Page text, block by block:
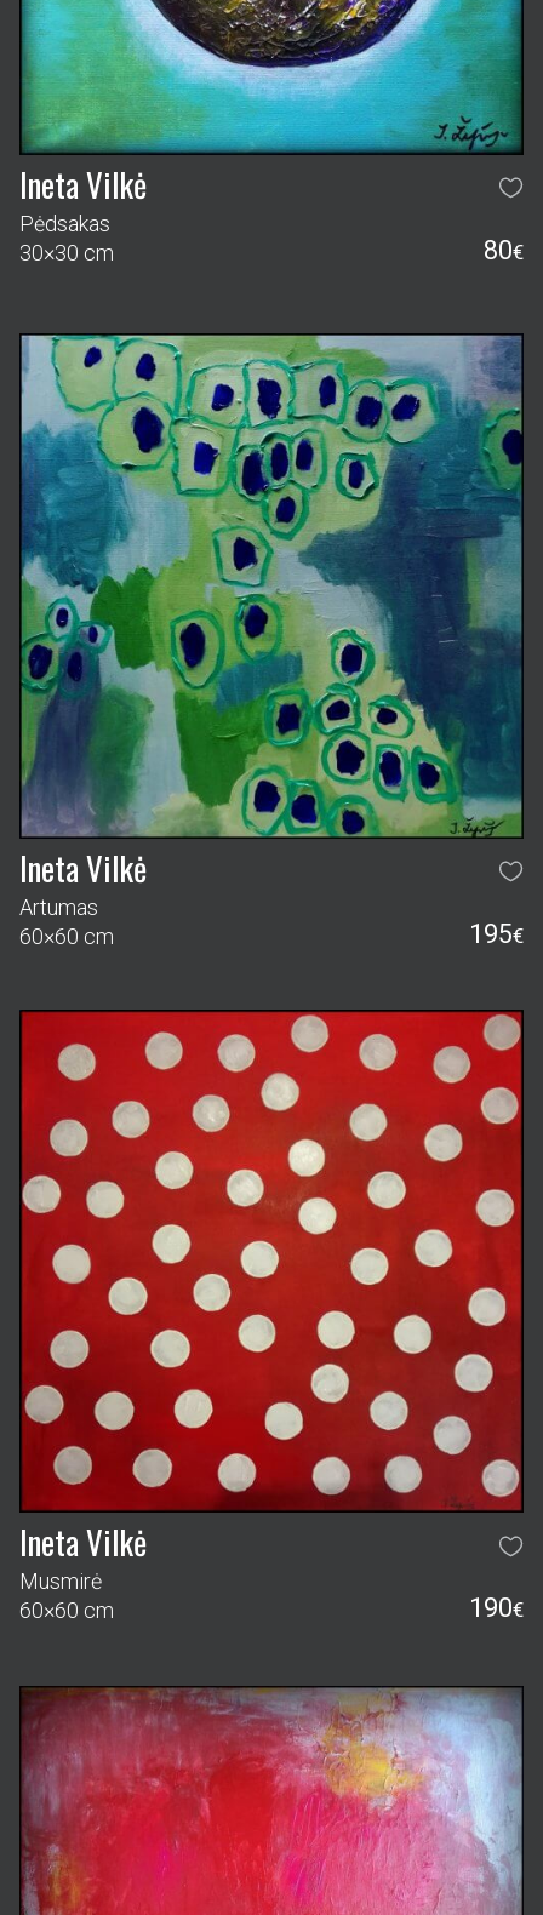
Ineta Vilkė
Pėdsakas
30×30 cm
80€
Ineta Vilkė
Artumas
60×60 cm
195€
Ineta Vilkė
Musmirė
60×60 cm
190€